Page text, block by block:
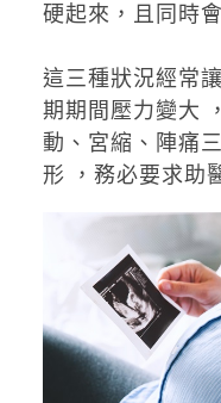
硬起來，且同時
這三種狀況經常
期期間壓力變大
動、宮縮、陣痛
形 ，務必要求助